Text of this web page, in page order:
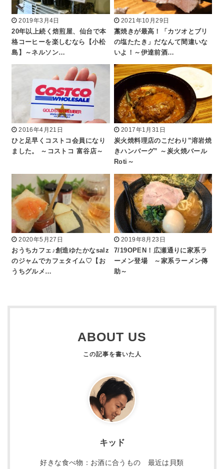
2019年3月4日
20年以上続く焙煎屋、仙台で本
格コーヒーを楽しむなら【小松
島】～ネルソン…
2021年10月29日
藁焼きが最高！「カツオとブリ
の塩たたき」だなんて間違いな
いよ！～伊達前酒…
2016年4月21日
ひと足早くコストコ会員になり
ました。 ～コストコ 富谷店～
2017年1月31日
炭火焼料理店のこだわり”溶岩焼
きハンバーグ” ～炭火焼バール
Roti～
2020年5月27日
おうちカフェ♪創造ゆたかなsalz
のジャムでカフェタイム♡【お
うちグルメ…
2019年8月23日
7/19OPEN！広瀬通りに家系ラ
ーメン登場 ～家系ラーメン傳
助～
ABOUT US
キッド
好きな食べ物：お酒に合うもの 最近は貝類